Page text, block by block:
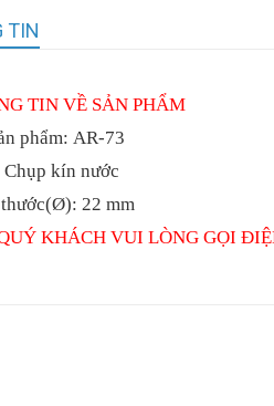
TIN
TIN VỀ SẢN PHẨM
phẩm: AR-73
kín nước
22 mm
KHÁCH VUI LÒNG GỌI